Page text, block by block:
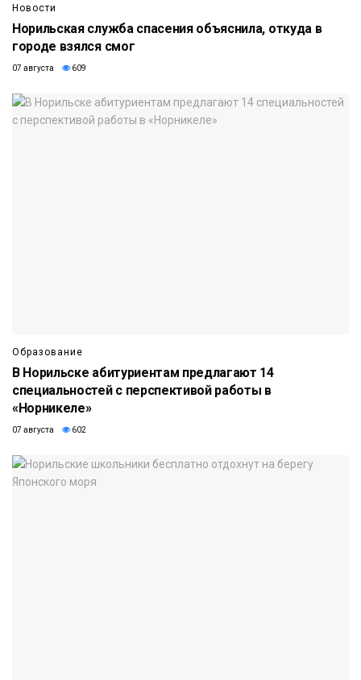
Новости
Норильская служба спасения объяснила, откуда в
городе взялся смог
07 августа 609
Образование
В Норильске абитуриентам предлагают 14
специальностей с перспективой работы в
«Норникеле»
07 августа 602